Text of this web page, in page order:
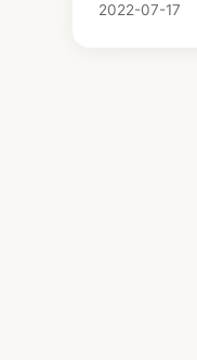
2022-07-17